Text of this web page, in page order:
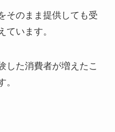
そのまま提供しても受
ています。
した消費者が増えたこ
。